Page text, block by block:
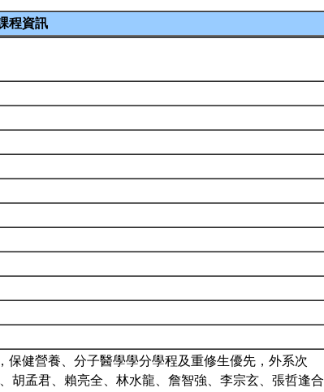
程資訊
保健營養、分子醫學學分學程及重修生優先，外系次
胡孟君、賴亮全、林水龍、詹智強、李宗玄、張哲逢合